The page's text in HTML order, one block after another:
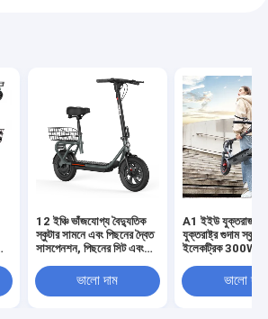
12 ইঞ্চি ভাঁজযোগ্য বৈদ্যুতিক
স্কুটার সামনে এবং পিছনের দ্বৈত
সাসপেনশন, পিছনের সিট এবং
কার্গো বাস্কেট সহ
ভালো দাম
A1 ইইউ যুক্তরাজ্য
যুক্তরাষ্ট্র গুদাম স্কুটার
ইলেকট্রিক 300W
ইলেকট্রিক স্কুটার
স্কুটার
ভালো দাম